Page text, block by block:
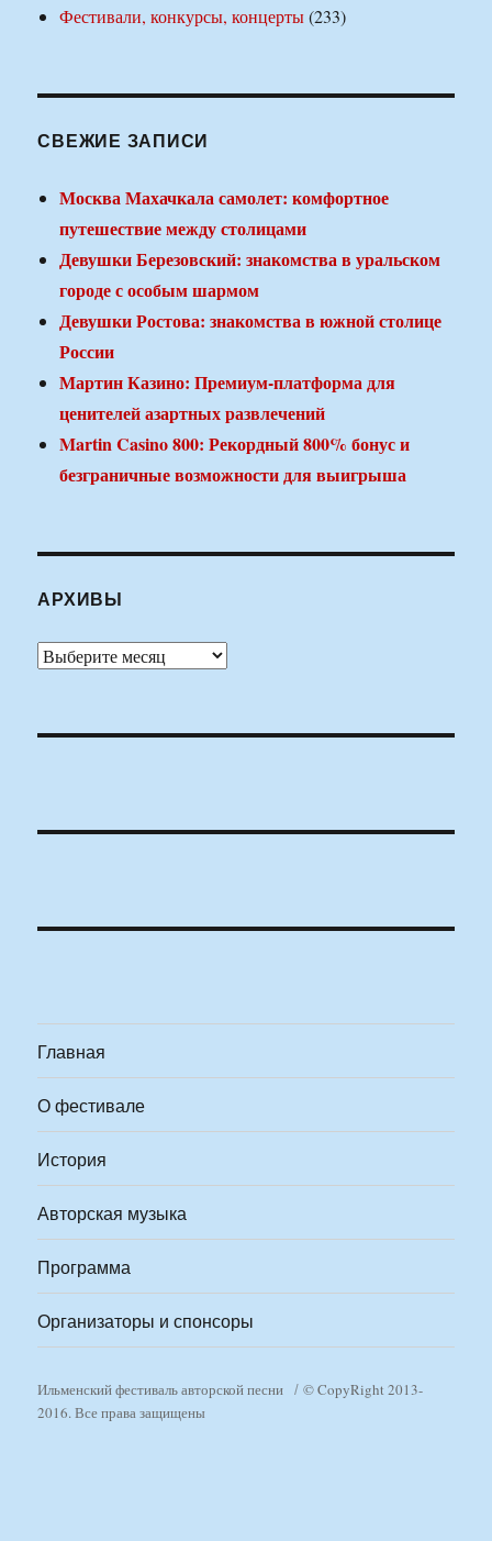
Фестивали, конкурсы, концерты(233)
СВЕЖИЕ ЗАПИСИ
Москва Махачкала самолет: комфортное
путешествие между столицами
Девушки Березовский: знакомства в уральском
городе с особым шармом
Девушки Ростова: знакомства в южной столице
России
Мартин Казино: Премиум-платформа для
ценителей азартных развлечений
Martin Casino 800: Рекордный 800% бонус и
безграничные возможности для выигрыша
АРХИВЫ
Архивы
Главная
О фестивале
История
Авторская музыка
Программа
Организаторы и спонсоры
Ильменский фестиваль авторской песни
© CopyRight 2013-
2016. Все права защищены